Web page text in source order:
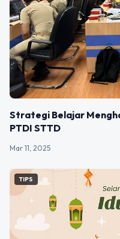
Strategi Belajar
PTDI STTD
Mar 11, 2025
TIPS